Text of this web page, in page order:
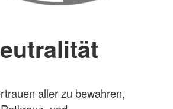
aller zu bewahren,